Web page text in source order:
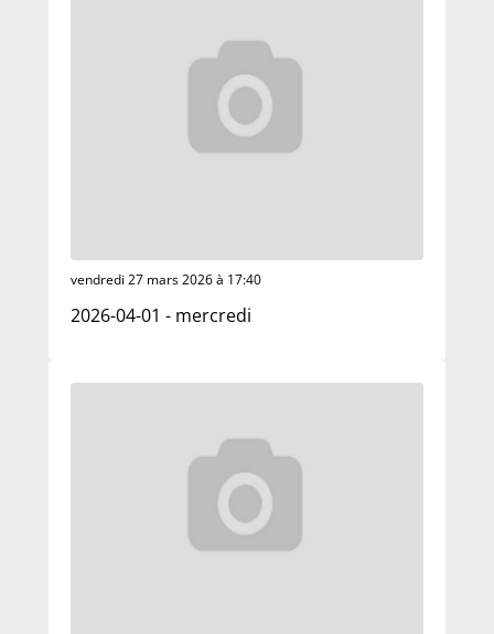
vendredi 27 mars 2026 à 17:40
2026-04-01 - mercredi